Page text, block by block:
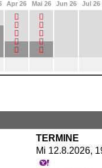
Apr 26 Mai 26 Jun 26 Jul 26
TERMINE
Mi 12.8.2026,